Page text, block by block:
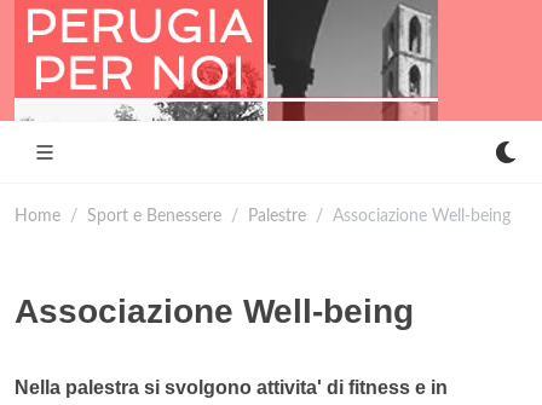
Home Sport e Benessere Palestre Associazione Well-being
Associazione Well-being
Nella palestra si svolgono attivita' di fitness e in